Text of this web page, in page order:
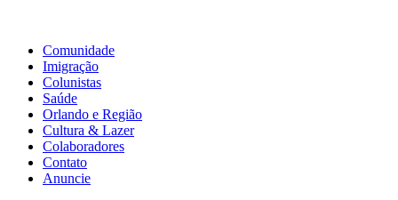
Comunidade
Imigração
Colunistas
Saúde
Orlando e Região
Cultura & Lazer
Colaboradores
Contato
Anuncie